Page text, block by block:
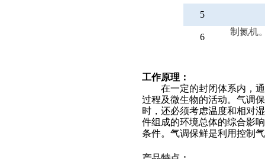
5
6
制氮机
工作原理：
在一定的封闭体系内，通
过程及微生物的活动。气调
时，还必须考虑温度和相对
件组成的环境总体的综合影
条件。气调保鲜是利用控制